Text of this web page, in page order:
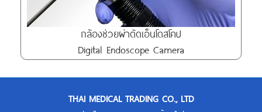
กล้องช่วยผ่าตัดเอ็นโดสโคป
Digital Endoscope Camera
THAI MEDICAL TRADING CO., LTD